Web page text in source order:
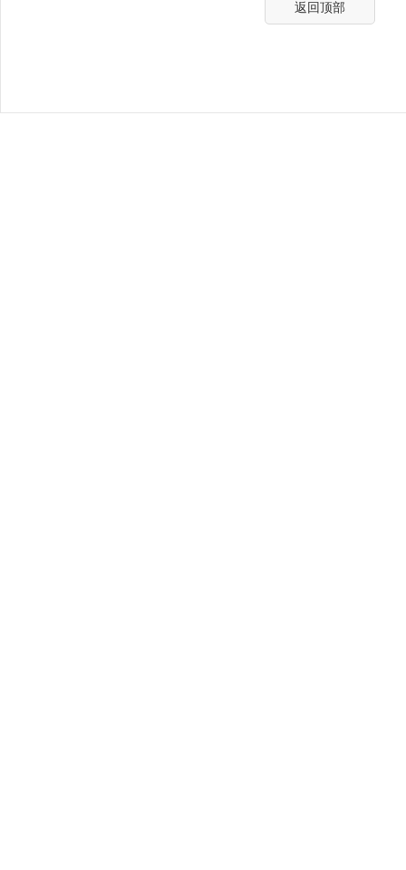
返回顶部